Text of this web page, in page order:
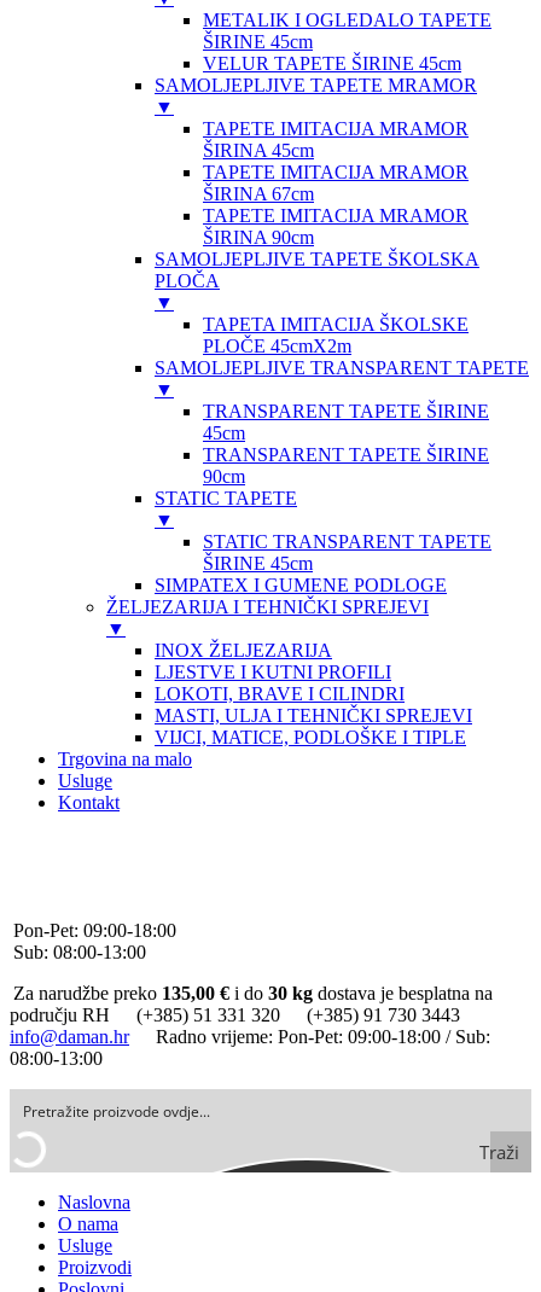
METALIK I OGLEDALO TAPETE
ŠIRINE 45cm
VELUR TAPETE ŠIRINE 45cm
SAMOLJEPLJIVE TAPETE MRAMOR
▼
TAPETE IMITACIJA MRAMOR
ŠIRINA 45cm
TAPETE IMITACIJA MRAMOR
ŠIRINA 67cm
TAPETE IMITACIJA MRAMOR
ŠIRINA 90cm
SAMOLJEPLJIVE TAPETE ŠKOLSKA
PLOČA
▼
TAPETA IMITACIJA ŠKOLSKE
PLOČE 45cmX2m
SAMOLJEPLJIVE TRANSPARENT TAPETE
▼
TRANSPARENT TAPETE ŠIRINE
45cm
TRANSPARENT TAPETE ŠIRINE
90cm
STATIC TAPETE
▼
STATIC TRANSPARENT TAPETE
ŠIRINE 45cm
SIMPATEX I GUMENE PODLOGE
ŽELJEZARIJA I TEHNIČKI SPREJEVI
▼
INOX ŽELJEZARIJA
LJESTVE I KUTNI PROFILI
LOKOTI, BRAVE I CILINDRI
MASTI, ULJA I TEHNIČKI SPREJEVI
VIJCI, MATICE, PODLOŠKE I TIPLE
Trgovina na malo
Usluge
Kontakt
Pon-Pet: 09:00-18:00
Sub: 08:00-13:00
Za narudžbe preko 135,00 € i do 30 kg dostava je besplatna na
području RH
(+385) 51 331 320
(+385) 91 730 3443
info@daman.hr
Radno vrijeme: Pon-Pet: 09:00-18:00 / Sub:
08:00-13:00
Traži
Naslovna
O nama
Usluge
Proizvodi